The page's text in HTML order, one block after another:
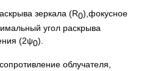
зеркала (R0),фокусное
угол раскрыва
(2ψ0).
облучателя,